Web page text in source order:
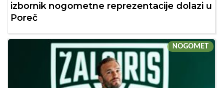
izbornik nogometne reprezentacije dolazi u
Poreč
NOGOMET